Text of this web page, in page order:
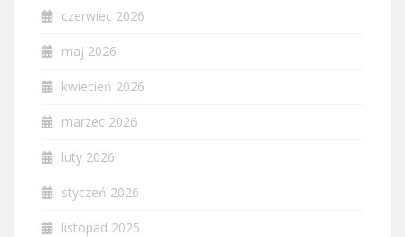
czerwiec 2026
maj 2026
kwiecień 2026
marzec 2026
luty 2026
styczeń 2026
listopad 2025